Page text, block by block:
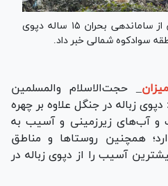
رئیس کل دادگستری مازندران از ساماندهی بحران ۱۵ ساله دپوی
سوادکوه شمالی خبر داد.
_ حجت‌الاسلام والمسلمین
زباله در جنگل علاوه بر چهره
و آب‌های زیرزمینی و آسیب به
همچنین روستا‌ها و مناطق
آسیب را از دپوی زباله در